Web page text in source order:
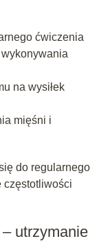
ćwiczenia
na wysiłek
mięśni i
do regularnego
częstotliwości
utrzymanie